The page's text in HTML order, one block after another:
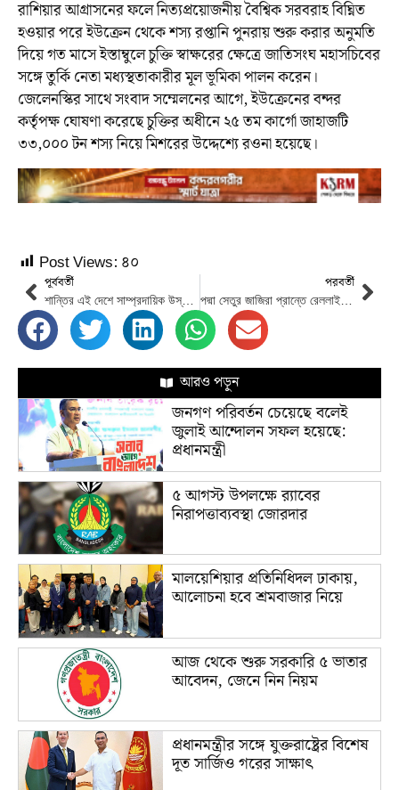
রাশিয়ার আগ্রাসনের ফলে নিত্যপ্রয়োজনীয় বৈশ্বিক সরবরাহ বিঘ্নিত
হওয়ার পরে ইউক্রেন থেকে শস্য রপ্তানি পুনরায় শুরু করার অনুমতি
দিয়ে গত মাসে ইস্তাম্বুলে চুক্তি স্বাক্ষরের ক্ষেত্রে জাতিসংঘ মহাসচিবের
সঙ্গে তুর্কি নেতা মধ্যস্থতাকারীর মূল ভূমিকা পালন করেন।
জেলেনস্কির সাথে সংবাদ সম্মেলনের আগে, ইউক্রেনের বন্দর
কর্তৃপক্ষ ঘোষণা করেছে চুক্তির অধীনে ২৫ তম কার্গো জাহাজটি
৩৩,০০০ টন শস্য নিয়ে মিশরের উদ্দেশ্যে রওনা হয়েছে।
Post Views: ৪০
পূর্ববর্তী পরবর্তী
পদ্মা সেতুর জাজিরা প্রান্তে রেললাইন বসানোর কার্যক্রম উদ্বোধন
আরও পড়ুন
জনগণ পরিবর্তন চেয়েছে বলেই
জুলাই আন্দোলন সফল হয়েছে:
প্রধানমন্ত্রী
৫ আগস্ট উপলক্ষে র‌্যাবের
নিরাপত্তাব্যবস্থা জোরদার
মালয়েশিয়ার প্রতিনিধিদল ঢাকায়,
আলোচনা হবে শ্রমবাজার নিয়ে
আজ থেকে শুরু সরকারি ৫ ভাতার
আবেদন, জেনে নিন নিয়ম
প্রধানমন্ত্রীর সঙ্গে যুক্তরাষ্ট্রের বিশেষ
দূত সার্জিও গরের সাক্ষাৎ